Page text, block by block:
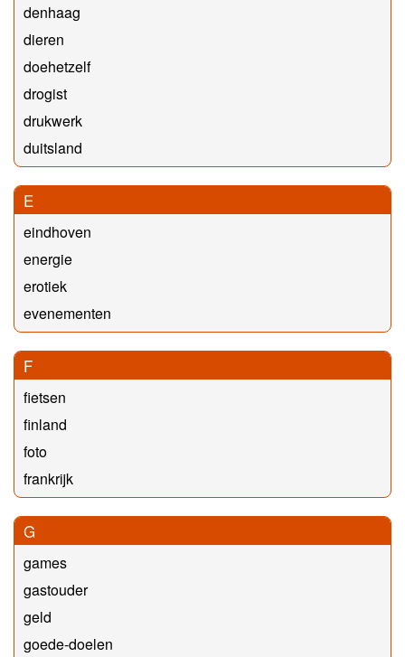
denhaag
dieren
doehetzelf
drogist
drukwerk
duitsland
E
eindhoven
energie
erotiek
evenementen
F
fietsen
finland
foto
frankrijk
G
games
gastouder
geld
goede-doelen